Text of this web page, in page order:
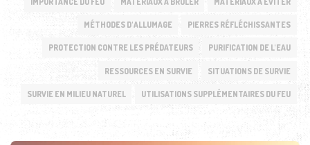
MÉTHODES D'ALLUMAGE PIERRES RÉFLÉCHISSANTES
PROTECTION CONTRE LES PRÉDATEURS PURIFICATION DE L'EAU
RESSOURCES EN SURVIE SITUATIONS DE SURVIE
SURVIE EN MILIEU NATUREL UTILISATIONS SUPPLÉMENTAIRES DU FEU